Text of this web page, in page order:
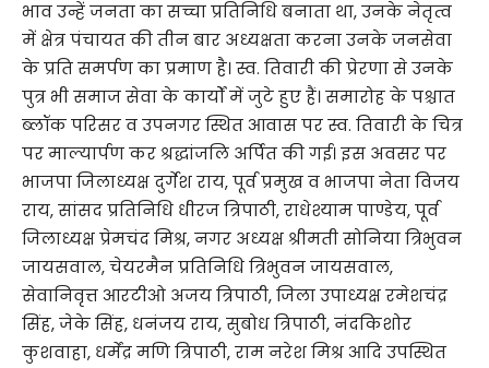
भाव उन्हें जनता का सच्चा प्रतिनिधि बनाता था, उनके नेतृत्व
में क्षेत्र पंचायत की तीन बार अध्यक्षता करना उनके जनसेवा
के प्रति समर्पण का प्रमाण है। स्व. तिवारी की प्रेरणा से उनके
पुत्र भी समाज सेवा के कार्यों में जुटे हुए हैं। समारोह के पश्चात
ब्लॉक परिसर व उपनगर स्थित आवास पर स्व. तिवारी के चित्र
पर माल्यार्पण कर श्रद्धांजलि अर्पित की गई। इस अवसर पर
भाजपा जिलाध्यक्ष दुर्गेश राय, पूर्व प्रमुख व भाजपा नेता विजय
राय, सांसद प्रतिनिधि धीरज त्रिपाठी, राधेश्याम पाण्डेय, पूर्व
जिलाध्यक्ष प्रेमचंद मिश्र, नगर अध्यक्ष श्रीमती सोनिया त्रिभुवन
जायसवाल, चेयरमैन प्रतिनिधि त्रिभुवन जायसवाल,
सेवानिवृत्त आरटीओ अजय त्रिपाठी, जिला उपाध्यक्ष रमेशचंद्र
सिंह, जेके सिंह, धनंजय राय, सुबोध त्रिपाठी, नंदकिशोर
कुशवाहा, धर्मेंद्र मणि त्रिपाठी, राम नरेश मिश्र आदि उपस्थित